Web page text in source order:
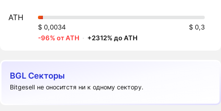
ATH
$ 0,0034
$ 0,3
-96% от ATH · +2312% до ATH
BGL Секторы
Bitgesell не оноситстя ни к одному сектору.